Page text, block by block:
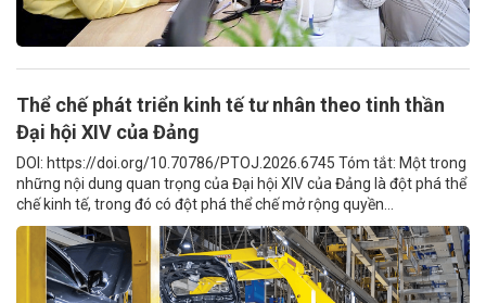
Thể chế phát triển kinh tế tư nhân theo tinh thần
Đại hội XIV của Đảng
DOI: https://doi.org/10.70786/PTOJ.2026.6745 Tóm tắt: Một trong
những nội dung quan trọng của Đại hội XIV của Đảng là đột phá thể
chế kinh tế, trong đó có đột phá thể chế mở rộng quyền...